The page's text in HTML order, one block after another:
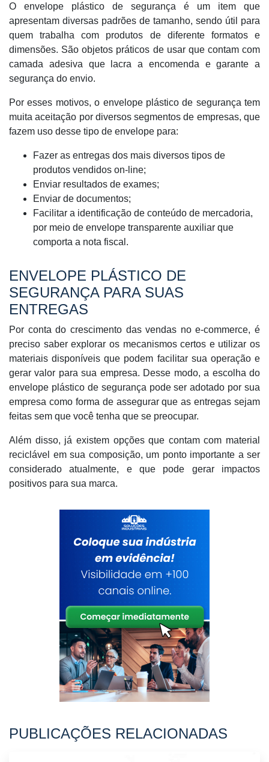
O envelope plástico de segurança é um item que
apresentam diversas padrões de tamanho, sendo útil para
quem trabalha com produtos de diferente formatos e
dimensões. São objetos práticos de usar que contam com
camada adesiva que lacra a encomenda e garante a
segurança do envio.
Por esses motivos, o envelope plástico de segurança tem
muita aceitação por diversos segmentos de empresas, que
fazem uso desse tipo de envelope para:
Fazer as entregas dos mais diversos tipos de
produtos vendidos on-line;
Enviar resultados de exames;
Enviar de documentos;
Facilitar a identificação de conteúdo de mercadoria,
por meio de envelope transparente auxiliar que
comporta a nota fiscal.
ENVELOPE PLÁSTICO DE
SEGURANÇA PARA SUAS
ENTREGAS
Por conta do crescimento das vendas no e-commerce, é
preciso saber explorar os mecanismos certos e utilizar os
materiais disponíveis que podem facilitar sua operação e
gerar valor para sua empresa. Desse modo, a escolha do
envelope plástico de segurança pode ser adotado por sua
empresa como forma de assegurar que as entregas sejam
feitas sem que você tenha que se preocupar.
Além disso, já existem opções que contam com material
reciclável em sua composição, um ponto importante a ser
considerado atualmente, e que pode gerar impactos
positivos para sua marca.
PUBLICAÇÕES RELACIONADAS